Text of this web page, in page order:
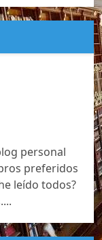
personal
preferidos
leído todos?